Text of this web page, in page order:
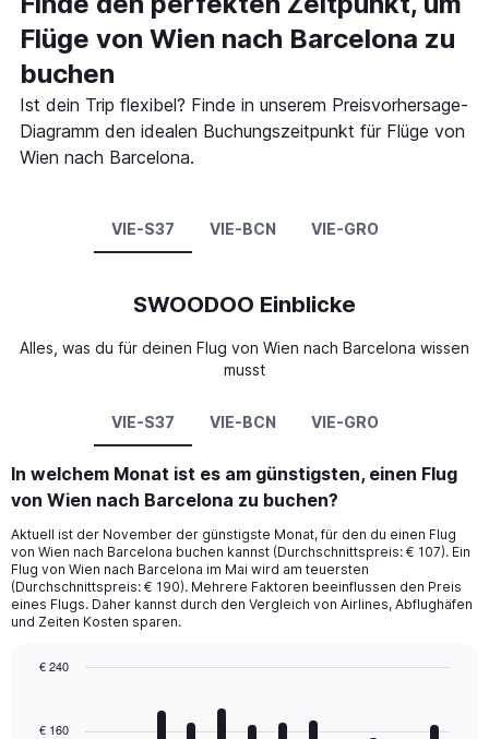
Flüge von Wien nach Barcelona zu
buchen
Ist dein Trip flexibel? Finde in unserem Preisvorhersage-
Diagramm den idealen Buchungszeitpunkt für Flüge von
Wien nach Barcelona.
VIE-S37 VIE-BCN VIE-GRO
SWOODOO Einblicke
Alles, was du für deinen Flug von Wien nach Barcelona wissen
musst
VIE-S37 VIE-BCN VIE-GRO
In welchem Monat ist es am günstigsten, einen Flug
von Wien nach Barcelona zu buchen?
Aktuell ist der November der günstigste Monat, für den du einen Flug
von Wien nach Barcelona buchen kannst (Durchschnittspreis: € 107). Ein
Flug von Wien nach Barcelona im Mai wird am teuersten
(Durchschnittspreis: € 190). Mehrere Faktoren beeinflussen den Preis
eines Flugs. Daher kannst durch den Vergleich von Airlines, Abflughäfen
und Zeiten Kosten sparen.
with
€ 160
€ 240